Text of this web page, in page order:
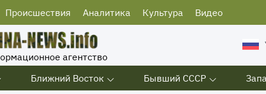
Происшествия Аналитика Культура Видео
агентство
Ближний Восток Бывший СССР